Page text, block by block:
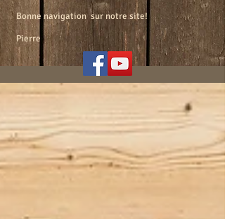
Bonne navigation sur notre site!
Pierre